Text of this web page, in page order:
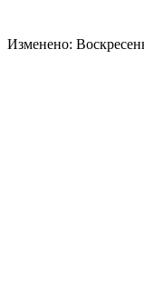
Изменено: